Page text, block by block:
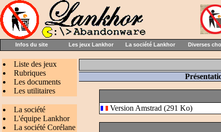
Infos du site Les jeux Lankhor La société Lankhor Diverses
Liste des jeux
Rubriques
Les documents
Les utilitaires
La société
L'équipe Lankhor
La société Corélane
Version Amstrad (291 Ko)